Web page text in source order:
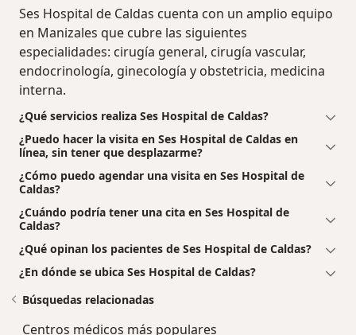
Ses Hospital de Caldas cuenta con un amplio equipo
en Manizales que cubre las siguientes
especialidades: cirugía general, cirugía vascular,
endocrinología, ginecología y obstetricia, medicina
interna.
¿Qué servicios realiza Ses Hospital de Caldas?
¿Puedo hacer la visita en Ses Hospital de Caldas en
línea, sin tener que desplazarme?
¿Cómo puedo agendar una visita en Ses Hospital de
Caldas?
¿Cuándo podría tener una cita en Ses Hospital de
Caldas?
¿Qué opinan los pacientes de Ses Hospital de Caldas?
¿En dónde se ubica Ses Hospital de Caldas?
Búsquedas relacionadas
Centros médicos más populares